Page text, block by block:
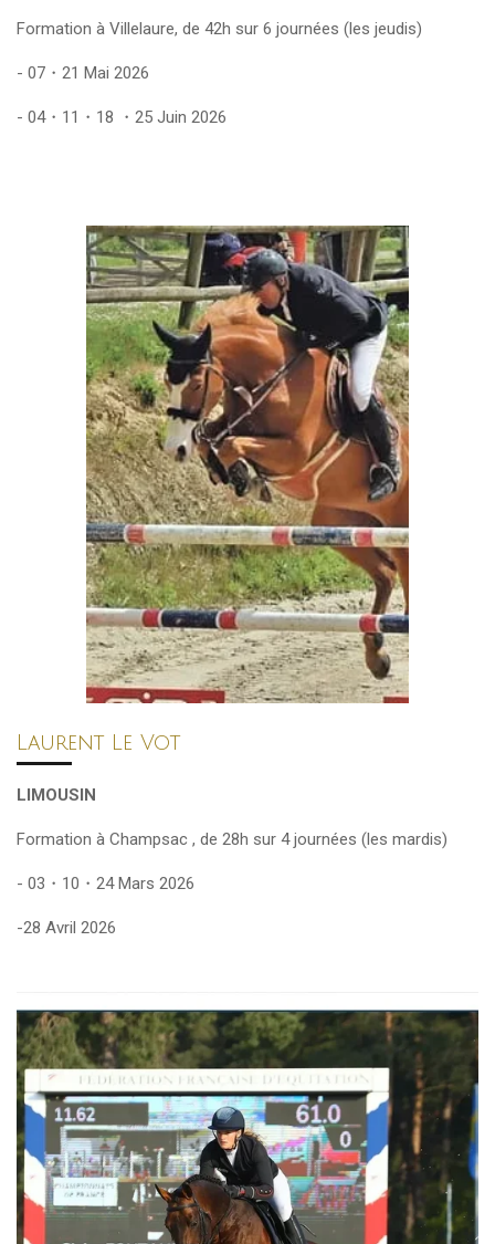
Formation à Villelaure, de 42h sur 6 journées (les jeudis)
- 07・21 Mai 2026
- 04・11・18 ・25 Juin 2026
Laurent Le Vot
LIMOUSIN
Formation à Champsac , de 28h sur 4 journées (les mardis)
- 03・10・24 Mars 2026
-28 Avril 2026